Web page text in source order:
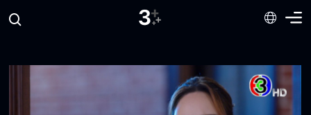
ฉันไม่ปล่อยไว้แน่